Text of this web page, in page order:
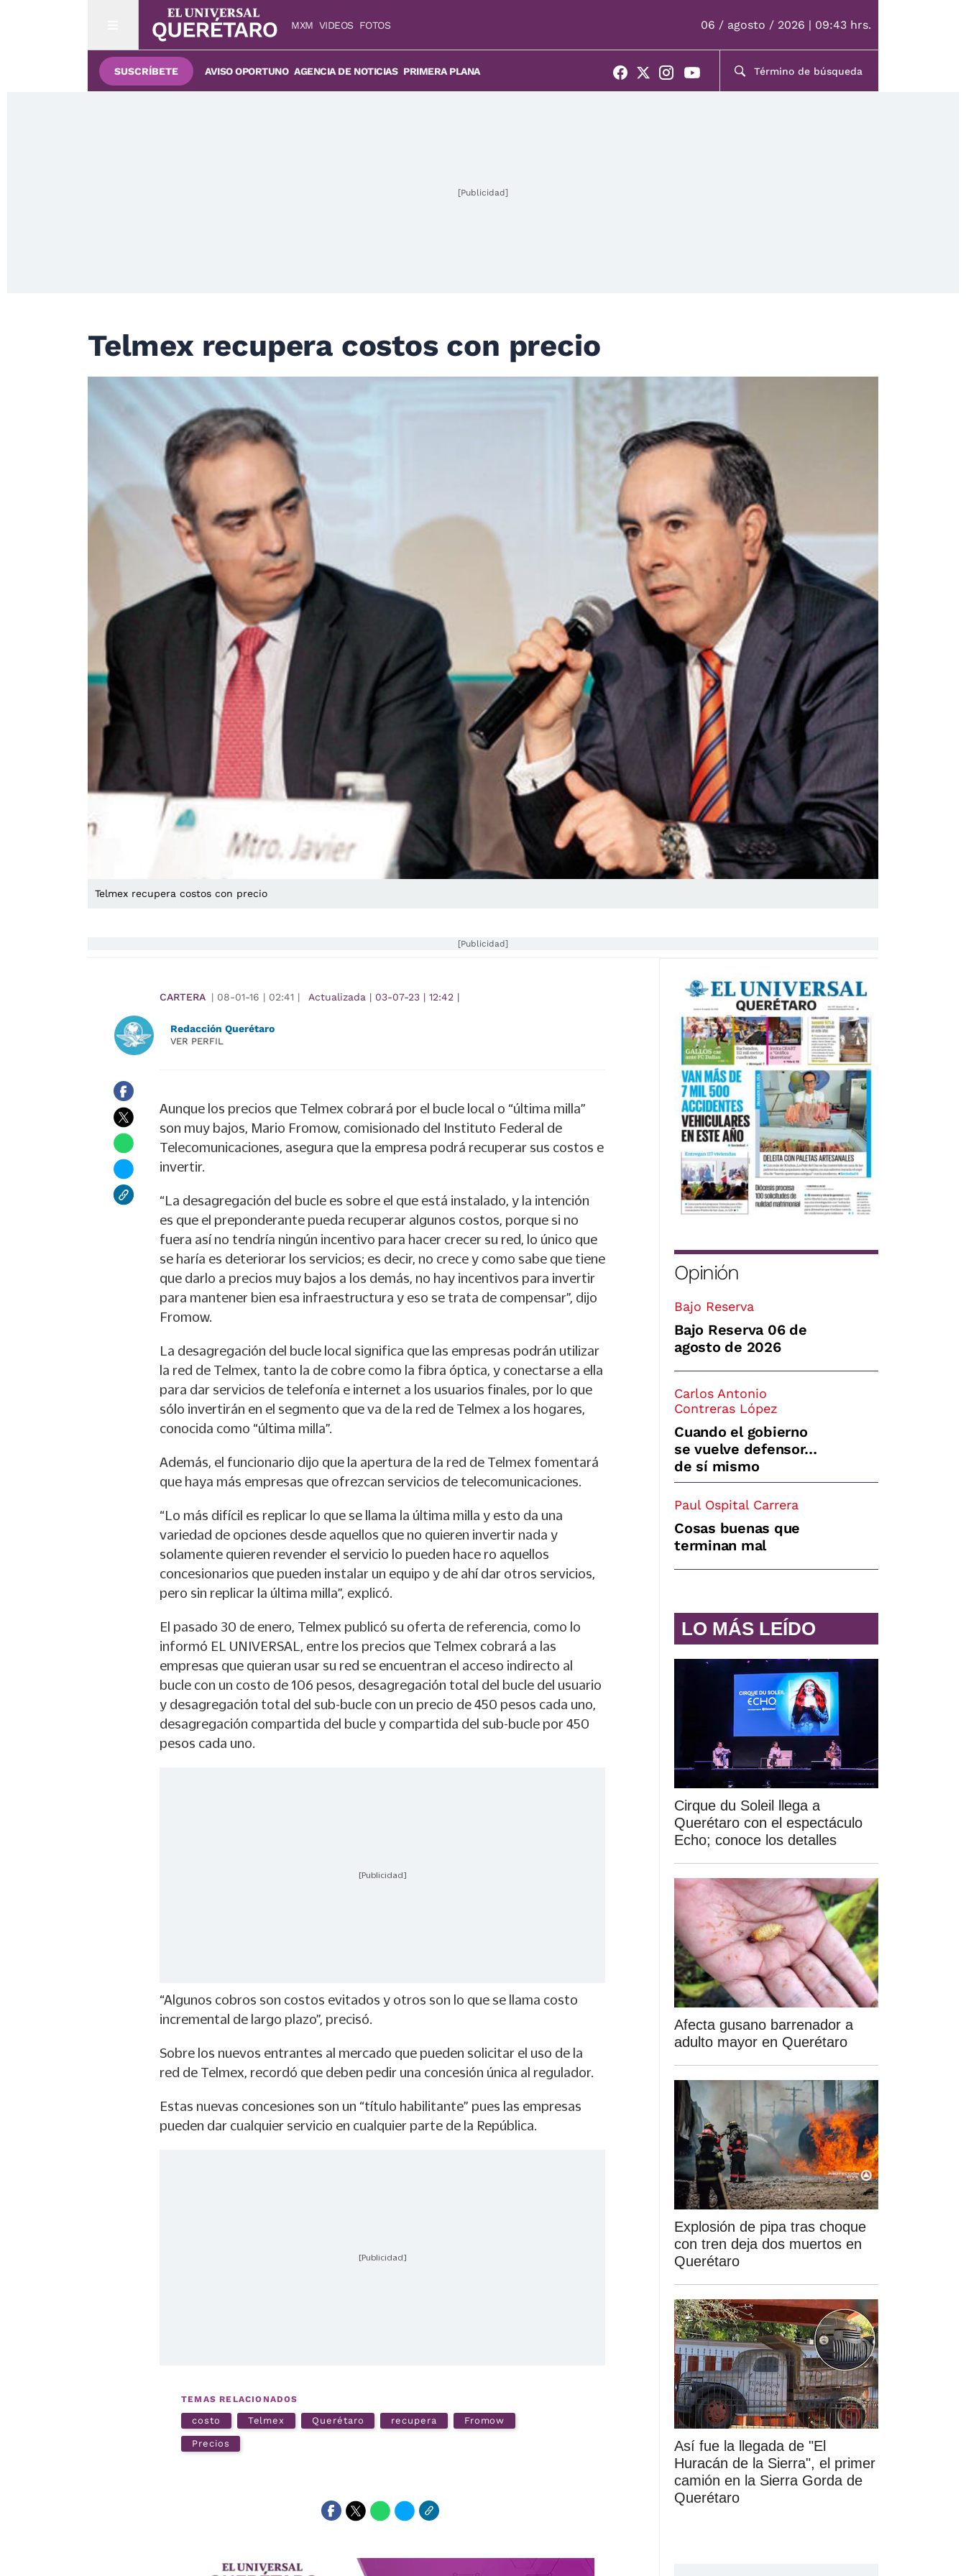
MXM VIDEOS FOTOS 06 / agosto / 2026 | 09:43 hrs.
SUSCRÍBETE AVISO OPORTUNO AGENCIA DE NOTICIAS PRIMERA PLANA
[Publicidad]
Telmex recupera costos con precio
Telmex recupera costos con precio
[Publicidad]
CARTERA | 08-01-16 | 02:41 | Actualizada | 03-07-23 | 12:42 |
Redacción Querétaro
VER PERFIL
Aunque los precios que Telmex cobrará por el bucle local o “última milla”
son muy bajos, Mario Fromow, comisionado del Instituto Federal de
Telecomunicaciones, asegura que la empresa podrá recuperar sus costos e
invertir.
“La desagregación del bucle es sobre el que está instalado, y la intención
es que el preponderante pueda recuperar algunos costos, porque si no
fuera así no tendría ningún incentivo para hacer crecer su red, lo único que
se haría es deteriorar los servicios; es decir, no crece y como sabe que tiene
que darlo a precios muy bajos a los demás, no hay incentivos para invertir
para mantener bien esa infraestructura y eso se trata de compensar”, dijo
Fromow.
La desagregación del bucle local significa que las empresas podrán utilizar
la red de Telmex, tanto la de cobre como la fibra óptica, y conectarse a ella
para dar servicios de telefonía e internet a los usuarios finales, por lo que
sólo invertirán en el segmento que va de la red de Telmex a los hogares,
conocida como “última milla”.
Además, el funcionario dijo que la apertura de la red de Telmex fomentará
que haya más empresas que ofrezcan servicios de telecomunicaciones.
“Lo más difícil es replicar lo que se llama la última milla y esto da una
variedad de opciones desde aquellos que no quieren invertir nada y
solamente quieren revender el servicio lo pueden hace ro aquellos
concesionarios que pueden instalar un equipo y de ahí dar otros servicios,
pero sin replicar la última milla”, explicó.
El pasado 30 de enero, Telmex publicó su oferta de referencia, como lo
informó EL UNIVERSAL, entre los precios que Telmex cobrará a las
empresas que quieran usar su red se encuentran el acceso indirecto al
bucle con un costo de 106 pesos, desagregación total del bucle del usuario
y desagregación total del sub-bucle con un precio de 450 pesos cada uno,
desagregación compartida del bucle y compartida del sub-bucle por 450
pesos cada uno.
[Publicidad]
“Algunos cobros son costos evitados y otros son lo que se llama costo
incremental de largo plazo”, precisó.
Sobre los nuevos entrantes al mercado que pueden solicitar el uso de la
red de Telmex, recordó que deben pedir una concesión única al regulador.
Estas nuevas concesiones son un “título habilitante” pues las empresas
pueden dar cualquier servicio en cualquier parte de la República.
[Publicidad]
TEMAS RELACIONADOS
costo Telmex Querétaro recupera Fromow
Precios
Opinión
Bajo Reserva
Bajo Reserva 06 de
agosto de 2026
Carlos Antonio
Contreras López
Cuando el gobierno
se vuelve defensor…
de sí mismo
Paul Ospital Carrera
Cosas buenas que
terminan mal
LO MÁS LEÍDO
Cirque du Soleil llega a
Querétaro con el espectáculo
Echo; conoce los detalles
Afecta gusano barrenador a
adulto mayor en Querétaro
Explosión de pipa tras choque
con tren deja dos muertos en
Querétaro
Así fue la llegada de "El
Huracán de la Sierra", el primer
camión en la Sierra Gorda de
Querétaro